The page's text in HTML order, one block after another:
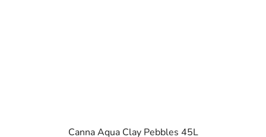
Canna Aqua Clay Pebbles 45L